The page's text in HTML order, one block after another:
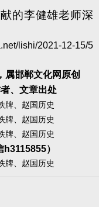
的李健雄老师深
lishi/2021-12-15/5
属邯郸文化网原创
、文章出处
h3115855）